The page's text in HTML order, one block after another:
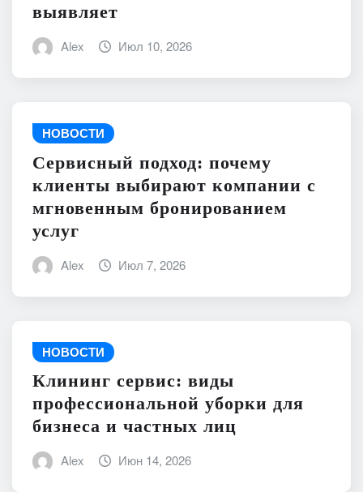
выявляет
Alex Июл 10, 2026
НОВОСТИ
Сервисный подход: почему
клиенты выбирают компании с
мгновенным бронированием
услуг
Alex Июл 7, 2026
НОВОСТИ
Клининг сервис: виды
профессиональной уборки для
бизнеса и частных лиц
Alex Июн 14, 2026